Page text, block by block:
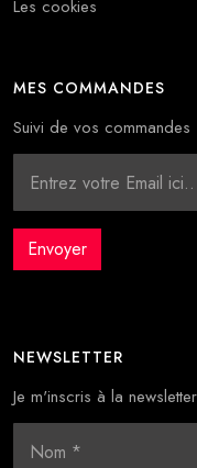
Les cookies
MES COMMANDES
Suivi de vos commandes
NEWSLETTER
Je m'inscris à la newsletter